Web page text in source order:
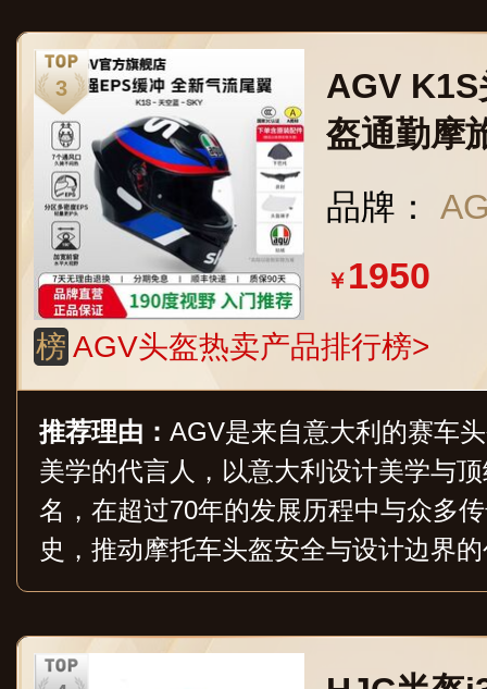
AGV
盔通勤摩
全agv头
AM -SKY
7-58cm
品牌：
￥ 1950
榜 AGV头盔热卖产品排行榜>
推荐理由： AGV是来自意大利的赛车
美学的代言人，以意大利设计美学与
名，在超过70年的发展历程中与众多
史，推动摩托车头盔安全与设计边界
赛场到街道的全能头盔矩阵。